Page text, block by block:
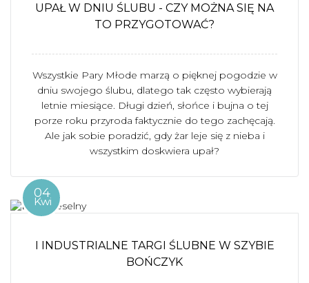
UPAŁ W DNIU ŚLUBU - CZY MOŻNA SIĘ NA
TO PRZYGOTOWAĆ?
Wszystkie Pary Młode marzą o pięknej pogodzie w
dniu swojego ślubu, dlatego tak często wybierają
letnie miesiące. Długi dzień, słońce i bujna o tej
porze roku przyroda faktycznie do tego zachęcają.
Ale jak sobie poradzić, gdy żar leje się z nieba i
wszystkim doskwiera upał?
04
Kwi
I INDUSTRIALNE TARGI ŚLUBNE W SZYBIE
BOŃCZYK